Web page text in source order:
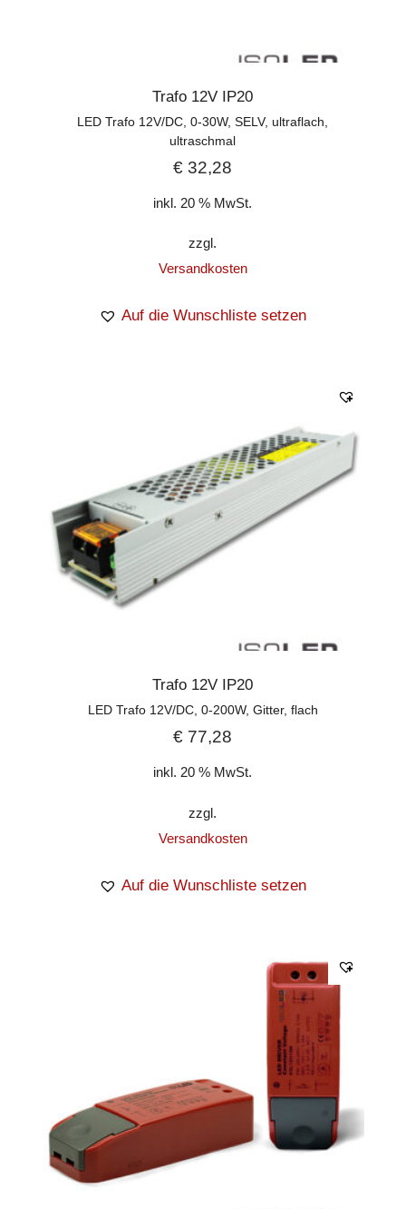
Trafo 12V IP20
LED Trafo 12V/DC, 0-30W, SELV, ultraflach,
ultraschmal
€ 32,28
inkl. 20 % MwSt.
zzgl.
Versandkosten
Auf die Wunschliste setzen
Trafo 12V IP20
LED Trafo 12V/DC, 0-200W, Gitter, flach
€ 77,28
inkl. 20 % MwSt.
zzgl.
Versandkosten
Auf die Wunschliste setzen